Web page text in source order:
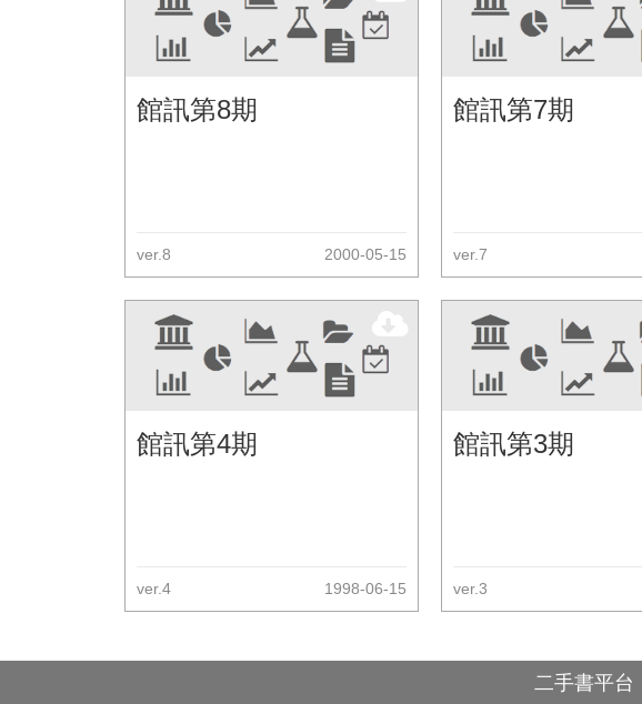
館訊第8期
ver.8 2000-05-15
館訊第7期
ver.7
館訊第4期
ver.4 1998-06-15
館訊第3期
ver.3
二手書平台